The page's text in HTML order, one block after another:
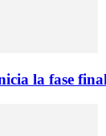
la fase